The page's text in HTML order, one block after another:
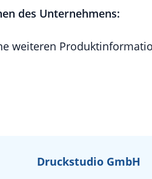
des Unternehmens:
weiteren
Druckstudio GmbH